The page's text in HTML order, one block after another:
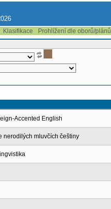
Klasifikace Prohlížení dle oborů/plánů
Accented English
nerodilých mluvčích češtiny